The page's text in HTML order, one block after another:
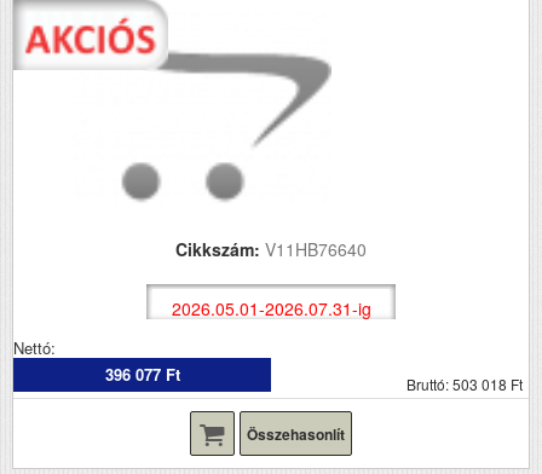
Cikkszám: V11HB76640
2026.05.01-2026.07.31-ig
Nettó:
396 077 Ft
Bruttó: 503 018 Ft
Összehasonlít